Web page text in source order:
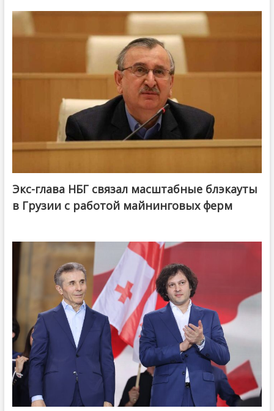
Экс-глава НБГ связал масштабные блэкауты
в Грузии с работой майнинговых ферм